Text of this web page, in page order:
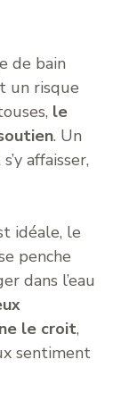
de bain
un risque
le
. Un
affaisser,
idéale, le
penche
dans l’eau
le croit,
sentiment